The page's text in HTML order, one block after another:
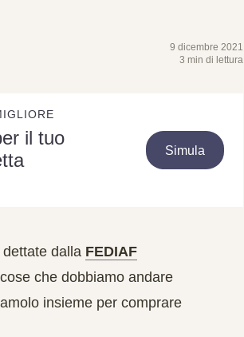
9 dicembre 2021
3 min di lettura
il tuo
Simula
dalla FEDIAF
che dobbiamo andare
insieme per comprare